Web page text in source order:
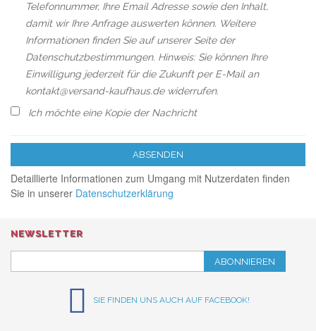
Telefonnummer, Ihre Email Adresse sowie den Inhalt,
damit wir Ihre Anfrage auswerten können. Weitere
Informationen finden Sie auf unserer Seite der
Datenschutzbestimmungen. Hinweis: Sie können Ihre
Einwilligung jederzeit für die Zukunft per E-Mail an
kontakt@versand-kaufhaus.de widerrufen.
Ich möchte eine Kopie der Nachricht
ABSENDEN
Detaillierte Informationen zum Umgang mit Nutzerdaten finden
Sie in unserer Datenschutzerklärung
NEWSLETTER
ABONNIEREN
SIE FINDEN UNS AUCH AUF FACEBOOK!